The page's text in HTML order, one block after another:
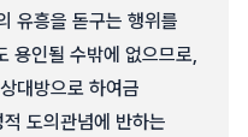
유흥을 돋구는 행위를
용인될 수밖에 없으므로,
대방으로 하여금
도의관념에 반하는